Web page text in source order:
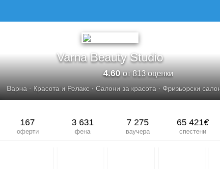
Varna Beauty Studio
4.60от 813 оценки
Варна · Красота и Релакс · Салони за красота · Фризьорски
167
оферти
3 631
фена
7 275
ваучера
65 421€
спестени